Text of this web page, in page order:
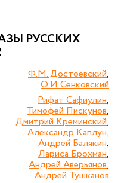
РУССКИХ
Ф.М. Достоевский,
О.И Сенковский
Рифат Сафиулин,
Тимофей Пискунов,
Дмитрий Креминский,
Александр Каплун,
Андрей Балякин,
Лариса Брохман,
Андрей Аверьянов,
Андрей Тушканов